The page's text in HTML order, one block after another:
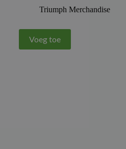
Triumph Merchandise
Voeg toe